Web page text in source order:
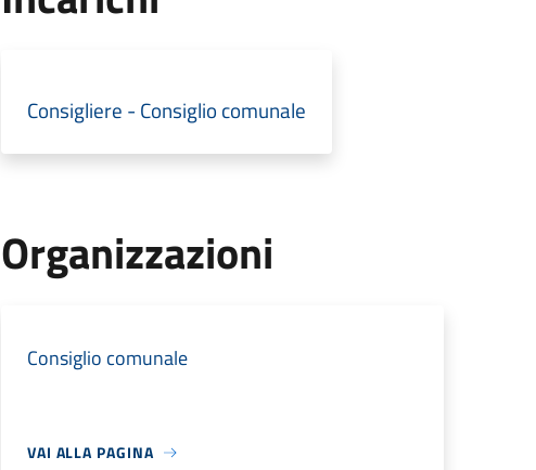
Consigliere - Consiglio comunale
Organizzazioni
Consiglio comunale
VAI ALLA PAGINA